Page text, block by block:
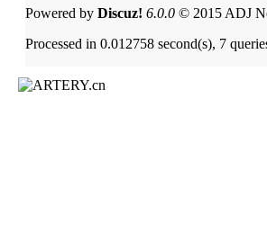
Powered by Discuz! 6.0.0 © 2015 ADJ
Processed in 0.012758 second(s), 7